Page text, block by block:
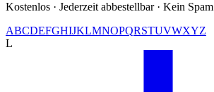
Kostenlos · Jederzeit abbestellbar · Kein Spam
ABCDEFGHIJKLMNOPQRSTUVWXYZ
L